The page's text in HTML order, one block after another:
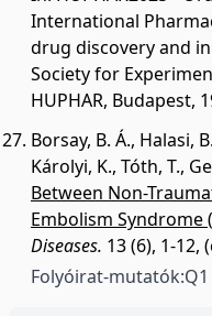
International
drug discovery and
Society for
HUPHAR, Budapest,
Borsay, B. Á., Halasi, B.
Károlyi, K., Tóth, T.,
Between Non-
Embolism Syndrome
Diseases. 13 (6), 1-12,
Folyóirat-mutatók: